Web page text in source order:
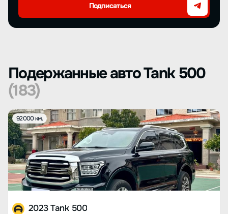
Подписаться
Подержанные авто Tank 500
(183)
92000 км.
2023 Tank 500